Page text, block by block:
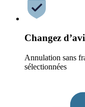
Changez
Annulation sans
sélectionnées